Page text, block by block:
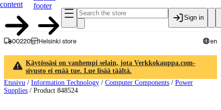
content
footer
Sign in
00220 Helsinki store en
Käytössäsi on vanhempi selain, jota Verkkokauppa.com-
sivusto ei enää tue. Lue lisää täältä.
Etusivu / Information Technology / Computer Components / Power
Supplies / Product 848524